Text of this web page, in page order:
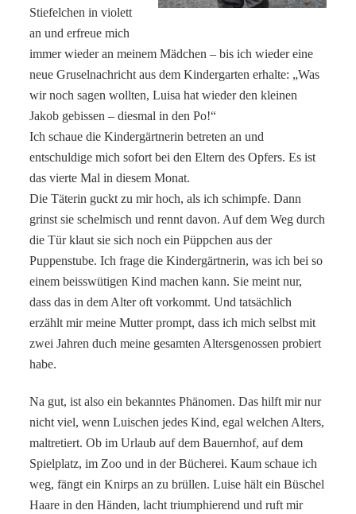
Stiefelchen in violett
an und erfreue mich
immer wieder an meinem Mädchen – bis ich wieder eine
neue Gruselnachricht aus dem Kindergarten erhalte: „Was
wir noch sagen wollten, Luisa hat wieder den kleinen
Jakob gebissen – diesmal in den Po!“
Ich schaue die Kindergärtnerin betreten an und
entschuldige mich sofort bei den Eltern des Opfers. Es ist
das vierte Mal in diesem Monat.
Die Täterin guckt zu mir hoch, als ich schimpfe. Dann
grinst sie schelmisch und rennt davon. Auf dem Weg durch
die Tür klaut sie sich noch ein Püppchen aus der
Puppenstube. Ich frage die Kindergärtnerin, was ich bei so
einem beisswütigen Kind machen kann. Sie meint nur,
dass das in dem Alter oft vorkommt. Und tatsächlich
erzählt mir meine Mutter prompt, dass ich mich selbst mit
zwei Jahren duch meine gesamten Altersgenossen probiert
habe.
Na gut, ist also ein bekanntes Phänomen. Das hilft mir nur
nicht viel, wenn Luischen jedes Kind, egal welchen Alters,
maltretiert. Ob im Urlaub auf dem Bauernhof, auf dem
Spielplatz, im Zoo und in der Bücherei. Kaum schaue ich
weg, fängt ein Knirps an zu brüllen. Luise hält ein Büschel
Haare in den Händen, lacht triumphierend und ruft mir